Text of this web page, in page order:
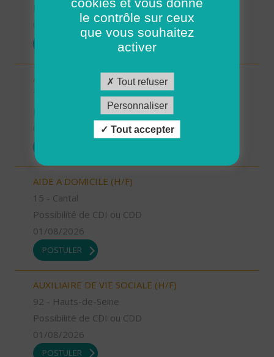
Possibilité de CDI ou CDD
01/08/2026
AIDE A DOMICILE (H/F)
76 - Seine-Maritime
Possibilité de CDI ou CDD
AIDE A DOMICILE (H/F)
15 - Cantal
Possibilité de CDI ou CDD
01/08/2026
POSTULER
AUXILIAIRE DE VIE SOCIALE (H/F)
92 - Hauts-de-Seine
Possibilité de CDI ou CDD
01/08/2026
POSTULER
le contrôle sur ceux
que vous souhaitez
activer
Tout refuser
Personnaliser
Tout accepter